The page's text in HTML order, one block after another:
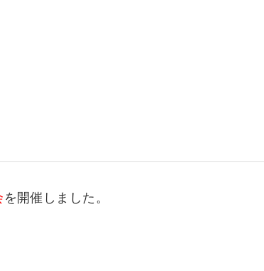
を開催しました。